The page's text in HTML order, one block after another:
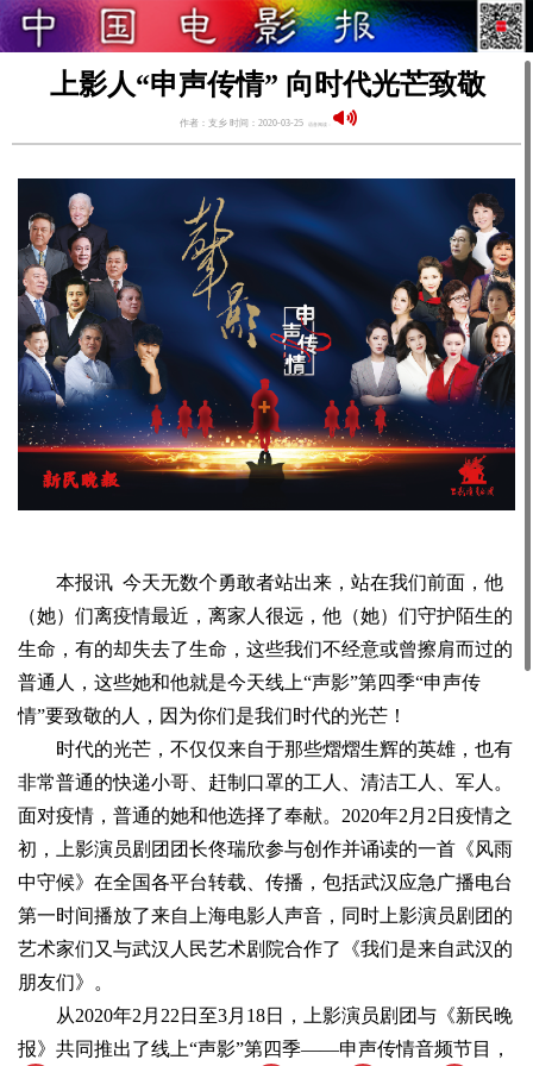
上影人“申声传情” 向时代光芒致敬
作者：支乡 时间：2020-03-25
本报讯 今天无数个勇敢者站出来，站在我们前面，他
（她）们离疫情最近，离家人很远，他（她）们守护陌生的
生命，有的却失去了生命，这些我们不经意或曾擦肩而过的
普通人，这些她和他就是今天线上“声影”第四季“申声传
情”要致敬的人，因为你们是我们时代的光芒！
时代的光芒，不仅仅来自于那些熠熠生辉的英雄，也有
非常普通的快递小哥、赶制口罩的工人、清洁工人、军人。
面对疫情，普通的她和他选择了奉献。2020年2月2日疫情之
初，上影演员剧团团长佟瑞欣参与创作并诵读的一首《风雨
中守候》在全国各平台转载、传播，包括武汉应急广播电台
第一时间播放了来自上海电影人声音，同时上影演员剧团的
艺术家们又与武汉人民艺术剧院合作了《我们是来自武汉的
朋友们》。
从2020年2月22日至3月18日，上影演员剧团与《新民晚
报》共同推出了线上“声影”第四季——申声传情音频节目，